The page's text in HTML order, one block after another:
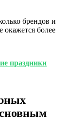
брендов и
окажется более
праздники